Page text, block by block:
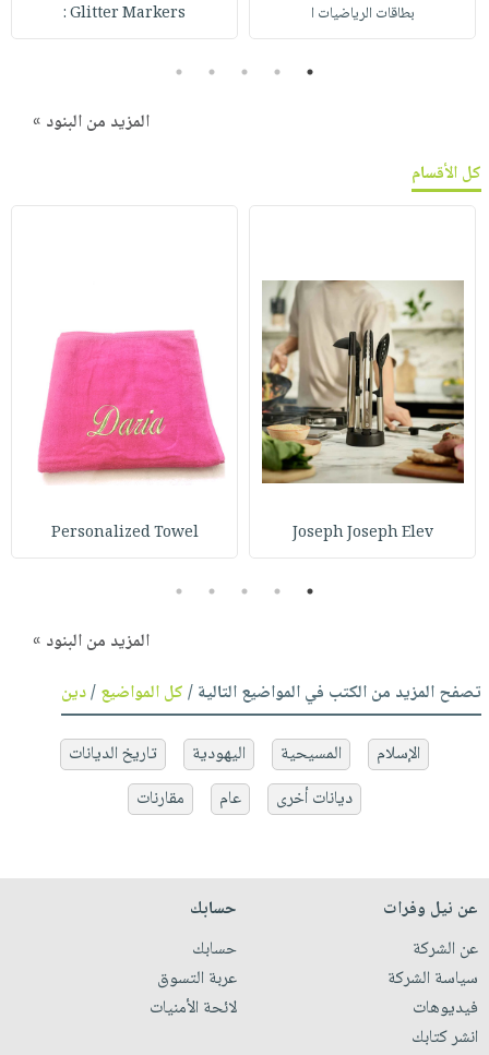
بطاقات الرياضيات ا Glitter Markers :
1
2
3
4
5
المزيد من البنود »
كل الأقسام
Joseph Joseph Elev
Personalized Towel
1
2
3
4
5
المزيد من البنود »
تصفح المزيد من الكتب في المواضيع التالية /كل المواضيع/دين
الإسلام المسيحية اليهودية
تاريخ الديانات
ديانات أخرى
عام مقارنات
عن نيل وفرات
عن الشركة
سياسة الشركة
فيديوهات
انشر كتابك
حسابك
حسابك
عربة التسوق
لائحة الأمنيات